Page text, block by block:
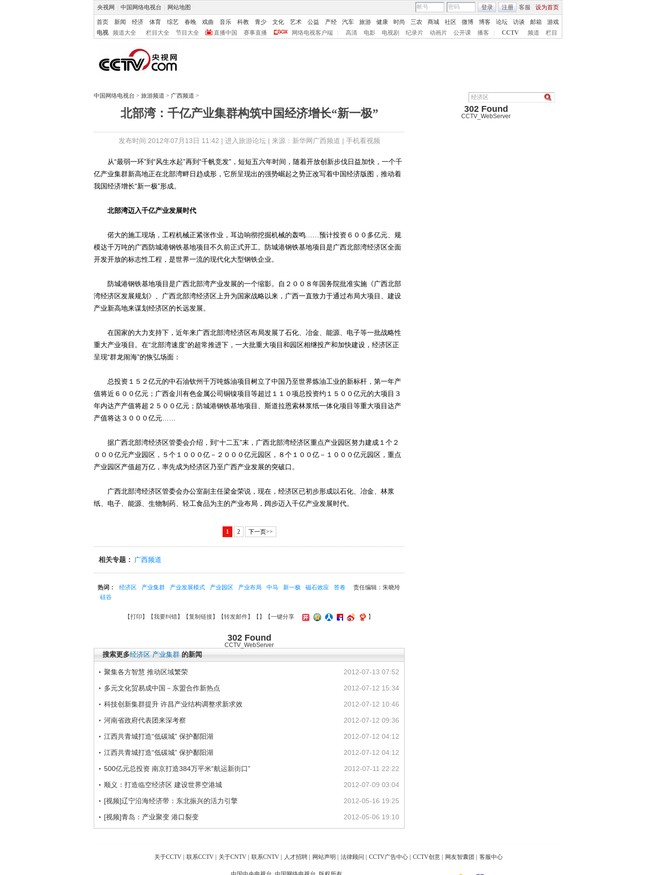
央视网 中国网络电视台 网站地图 客服 设为首页
登录 注册
首页 新闻 经济 体育 综艺 春晚 戏曲 音乐 科教 青少 文化 艺术 公益 产经 汽车 旅游 健康 时尚 三农 商城 社区 微博 博客 论坛 访谈 邮箱
游戏
电视
频道大全 栏目大全 节目大全 直播中国 赛事直播 网络电视客户端 高清 电影 电视剧 纪录片 动画片 公开课 播客 CCTV 频道 栏目
中国网络电视台 > 旅游频道 > 广西频道 >
北部湾：千亿产业集群构筑中国经济增长“新一极”
发布时间:2012年07月13日 11:42 | 进入旅游论坛| 来源：新华网广西频道 | 手机看视频
302 Found
CCTV_WebServer
从“最弱一环”到“风生水起”再到“千帆竞发”，短短五六年时间，随着开放创新步伐日益加快，一个千
亿产业集群新高地正在北部湾畔日趋成形，它所呈现出的强势崛起之势正改写着中国经济版图，推动着
我国经济增长“新一极”形成。
北部湾迈入千亿产业发展时代
偌大的施工现场，工程机械正紧张作业，耳边响彻挖掘机械的轰鸣……预计投资６００多亿元、规
模达千万吨的广西防城港钢铁基地项目不久前正式开工。防城港钢铁基地项目是广西北部湾经济区全面
开发开放的标志性工程，是世界一流的现代化大型钢铁企业。
防城港钢铁基地项目是广西北部湾产业发展的一个缩影。自２００８年国务院批准实施《广西北部
湾经济区发展规划》、广西北部湾经济区上升为国家战略以来，广西一直致力于通过布局大项目、建设
产业新高地来谋划经济区的长远发展。
在国家的大力支持下，近年来广西北部湾经济区布局发展了石化、冶金、能源、电子等一批战略性
重大产业项目。在“北部湾速度”的超常推进下，一大批重大项目和园区相继投产和加快建设，经济区正
呈现“群龙闹海”的恢弘场面：
总投资１５２亿元的中石油钦州千万吨炼油项目树立了中国乃至世界炼油工业的新标杆，第一年产
值将近６００亿元；广西金川有色金属公司铜镍项目等超过１１０项总投资约１５００亿元的大项目３
年内达产产值将超２５００亿元；防城港钢铁基地项目、斯道拉恩索林浆纸一体化项目等重大项目达产
产值将达３０００亿元……
据广西北部湾经济区管委会介绍，到“十二五”末，广西北部湾经济区重点产业园区努力建成１个２
０００亿元产业园区，５个１０００亿－２０００亿元园区，８个１００亿－１０００亿元园区，重点
产业园区产值超万亿，率先成为经济区乃至广西产业发展的突破口。
广西北部湾经济区管委会办公室副主任梁金荣说，现在，经济区已初步形成以石化、冶金、林浆
纸、电子、能源、生物制药、轻工食品为主的产业布局，阔步迈入千亿产业发展时代。
1 2 下一页>>
相关专题： 广西频道
责任编辑：朱晓玲
热词： 经济区 产业集群 产业发展模式 产业园区 产业布局 中马 新一极 磁石效应
答卷
硅谷
【打印 】【我要纠错】【复制链接】【转发邮件】【 】 【一键分享 】
302 Found
CCTV_WebServer
搜索更多经济区 产业集群 的新闻
2012-07-13 07:52
聚集各方智慧 推动区域繁荣
2012-07-12 15:34
多元文化贸易成中国－东盟合作新热点
2012-07-12 10:46
科技创新集群提升 许昌产业结构调整求新求效
2012-07-12 09:36
河南省政府代表团来深考察
2012-07-12 04:12
江西共青城打造“低碳城” 保护鄱阳湖
2012-07-12 04:12
江西共青城打造“低碳城” 保护鄱阳湖
2012-07-11 22:22
500亿元总投资 南京打造384万平米“航运新街口”
2012-07-09 03:04
顺义：打造临空经济区 建设世界空港城
2012-05-16 19:25
[视频]辽宁沿海经济带：东北振兴的活力引擎
2012-05-06 19:10
[视频]青岛：产业聚变 港口裂变
关于CCTV 联系CCTV 关于CNTV 联系CNTV 人才招聘 网站声明 法律顾问 CCTV广告中心 CCTV创意 网友智囊团 客服中心